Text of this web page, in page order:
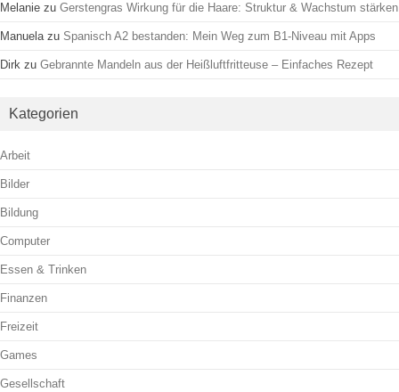
Melanie zu Gerstengras Wirkung für die Haare: Struktur & Wachstum stärken
Manuelazu Spanisch A2 bestanden: Mein Weg zum B1-Niveau mit Apps
Dirk zu Gebrannte Mandeln aus der Heißluftfritteuse – Einfaches Rezept
Kategorien
Arbeit
Bilder
Bildung
Computer
Essen & Trinken
Finanzen
Freizeit
Games
Gesellschaft